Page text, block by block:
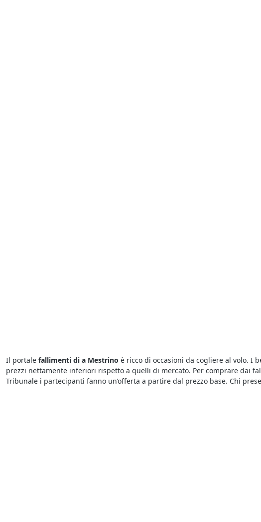
Il portale fallimenti di a Mestrino è ricco di occasioni da cogliere al volo. I
prezzi nettamente inferiori rispetto a quelli di mercato. Per comprare dai
Tribunale i partecipanti fanno un’offerta a partire dal prezzo base. Chi